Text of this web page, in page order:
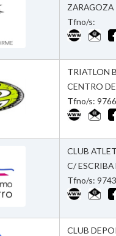
ZARAGOZA
Tfno/s:
TRIATLON
CENTRO
Tfno/s:
CLUB
C/ ESCRIBA
Tfno/s:
CLUB